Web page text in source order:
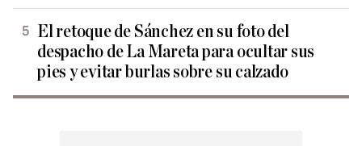
El retoque de Sánchez en su foto del
despacho de La Mareta para ocultar sus
pies y evitar burlas sobre su calzado